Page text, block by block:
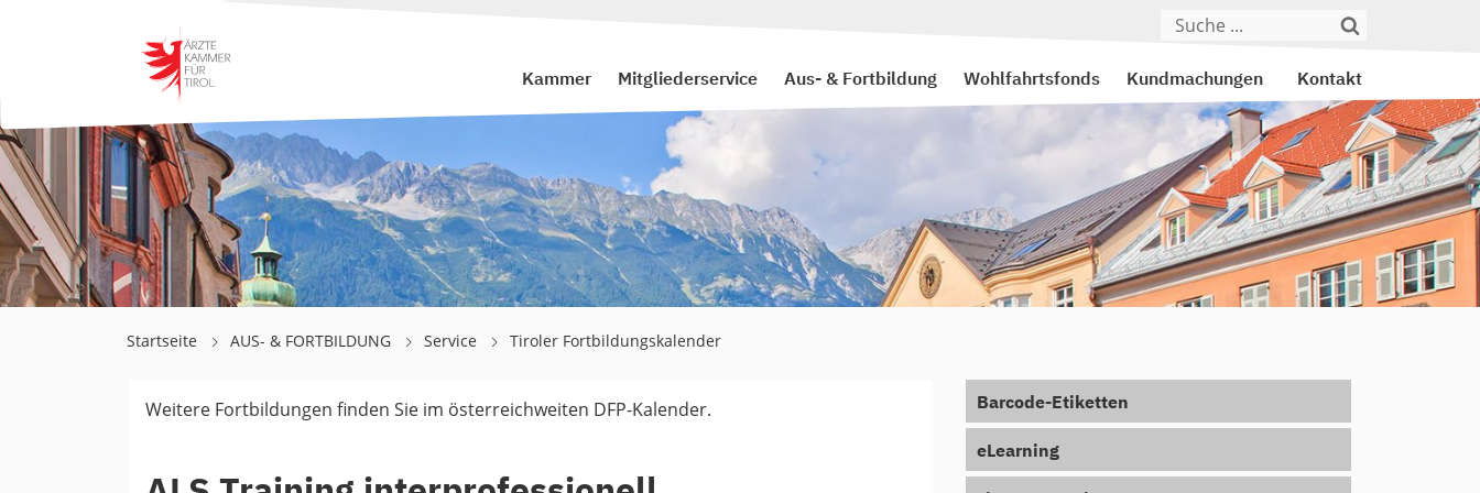
Kammer Mitgliederservice Aus- & Fortbildung Wohlfahrtsfonds Kundmachungen Kontakt
Startseite AUS- & FORTBILDUNG Service Tiroler Fortbildungskalender
Weitere Fortbildungen finden Sie im österreichweiten DFP-Kalender. Barcode-Etiketten
eLearning